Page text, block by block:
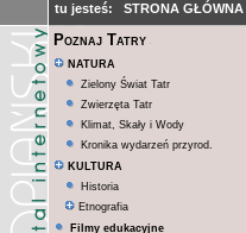
tu jesteś: STRONA GŁÓWNA
Poznaj Tatry
NATURA
Zielony Świat Tatr
Zwierzęta Tatr
Klimat, Skały i Wody
Kronika wydarzeń przyrod.
KULTURA
Historia
Etnografia
Filmy edukacyjne